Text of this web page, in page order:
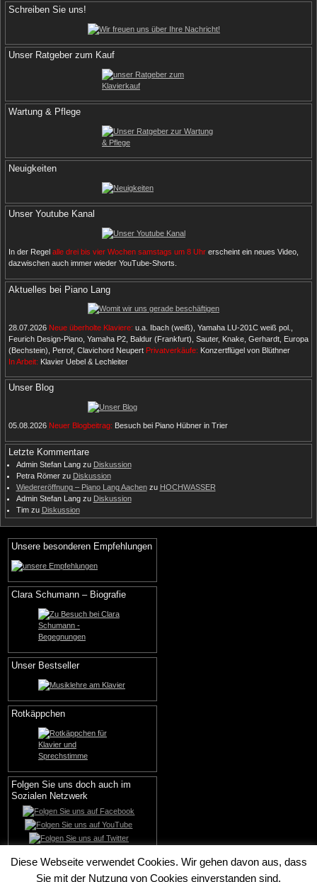
Schreiben Sie uns!
Unser Ratgeber zum Kauf
Wartung & Pflege
Neuigkeiten
Unser Youtube Kanal
In der Regel alle drei bis vier Wochen samstags um 8 Uhr erscheint ein neues Video,
dazwischen auch immer wieder YouTube-Shorts.
Aktuelles bei Piano Lang
28.07.2026 Neue überholte Klaviere: u.a. Ibach (weiß), Yamaha LU-201C weiß pol.,
Feurich Design-Piano, Yamaha P2, Baldur (Frankfurt), Sauter, Knake, Gerhardt, Europa
(Bechstein), Petrof, Clavichord Neupert Privatverkäufe: Konzertflügel von Blüthner
In Arbeit: Klavier Uebel & Lechleiter
Unser Blog
05.08.2026 Neuer Blogbeitrag: Besuch bei Piano Hübner in Trier
Letzte Kommentare
Admin Stefan Langzu Diskussion
Petra Römerzu Diskussion
Wiedereröffnung – Piano Lang Aachenzu HOCHWASSER
Admin Stefan Langzu Diskussion
Timzu Diskussion
Unsere besonderen Empfehlungen
Clara Schumann – Biografie
Unser Bestseller
Rotkäppchen
Folgen Sie uns doch auch im
Sozialen Netzwerk
Diese Webseite verwendet Cookies. Wir gehen davon aus, dass
Sie mit der Nutzung von Cookies einverstanden sind.